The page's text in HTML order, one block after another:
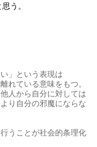
う。
」という表現は
れている意味をもつ。
人から自分に対しては
り自分の邪魔にならな
うことが社会的条理化